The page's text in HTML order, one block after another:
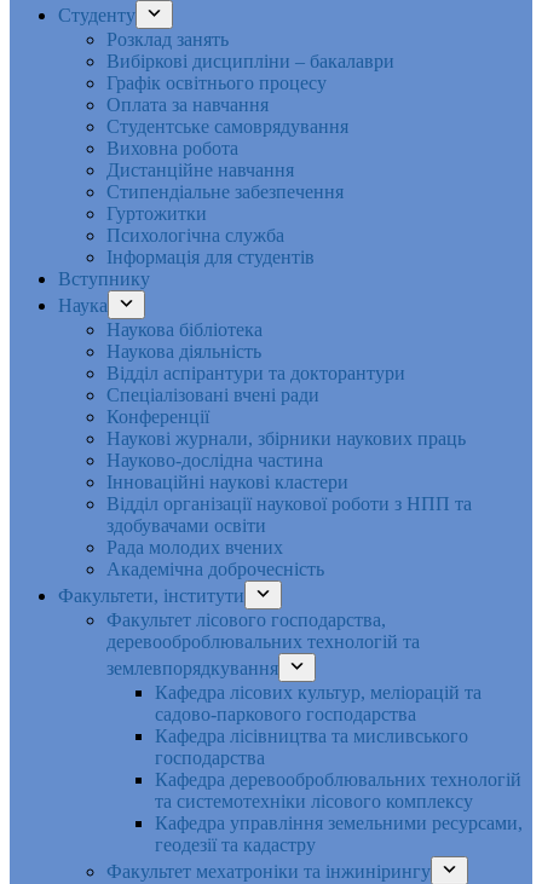
Студенту
Розклад занять
Вибіркові дисципліни – бакалаври
Графік освітнього процесу
Оплата за навчання
Студентське самоврядування
Виховна робота
Дистанційне навчання
Стипендіальне забезпечення
Гуртожитки
Психологічна служба
Інформація для студентів
Вступнику
Наука
Наукова бібліотека
Наукова діяльність
Відділ аспірантури та докторантури
Спеціалізовані вчені ради
Конференції
Наукові журнали, збірники наукових праць
Науково-дослідна частина
Інноваційні наукові кластери
Відділ організації наукової роботи з НПП та
здобувачами освіти
Рада молодих вчених
Академічна доброчесність
Факультети, інститути
Факультет лісового господарства,
деревооброблювальних технологій та
землевпорядкування
Кафедра лісових культур, меліорацій та
садово-паркового господарства
Кафедра лісівництва та мисливського
господарства
Кафедра деревооброблювальних технологій
та системотехніки лісового комплексу
Кафедра управління земельними ресурсами,
геодезії та кадастру
Факультет мехатроніки та інжинірингу